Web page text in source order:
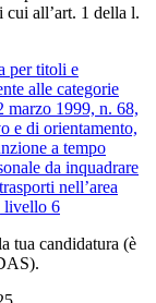
cui all’art. 1 della l.
per titoli e
alle categorie
marzo 1999, n. 68,
e di orientamento,
a tempo
da inquadrare
nell’area
livello 6
tua candidatura (è